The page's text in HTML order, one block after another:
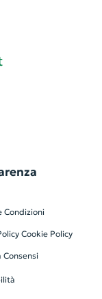
Condizioni
Cookie Policy
Consensi